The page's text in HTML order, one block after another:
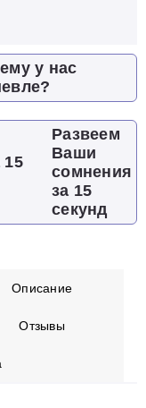
у нас
Развеем
Ваши
сомнения
за 15
секунд
Описание
Отзывы